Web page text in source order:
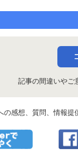
記事の間違いやご
の感想、質問、情報提